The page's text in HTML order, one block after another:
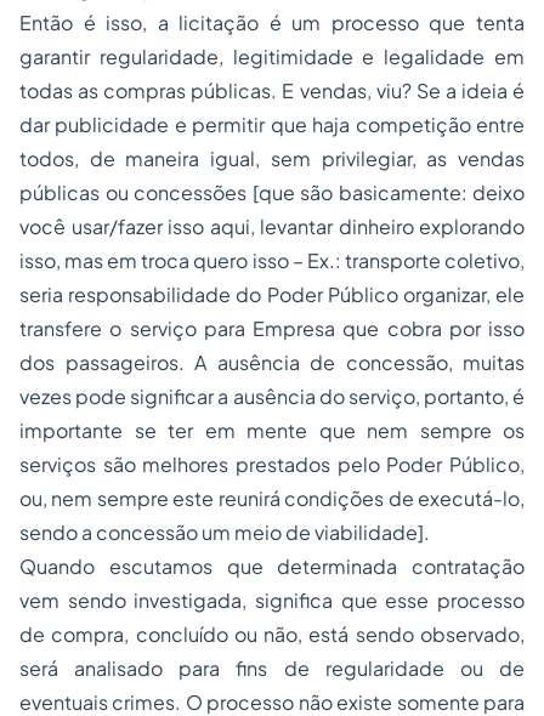
Então é isso, a licitação é um processo que tenta
garantir regularidade, legitimidade e legalidade em
todas as compras públicas. E vendas, viu? Se a ideia é
dar publicidade e permitir que haja competição entre
todos, de maneira igual, sem privilegiar, as vendas
públicas ou concessões [que são basicamente: deixo
você usar/fazer isso aqui, levantar dinheiro explorando
isso, mas em troca quero isso – Ex.: transporte coletivo,
seria responsabilidade do Poder Público organizar, ele
transfere o serviço para Empresa que cobra por isso
dos passageiros. A ausência de concessão, muitas
vezes pode significar a ausência do serviço, portanto, é
importante se ter em mente que nem sempre os
serviços são melhores prestados pelo Poder Público,
ou, nem sempre este reunirá condições de executá-lo,
sendo a concessão um meio de viabilidade].
Quando escutamos que determinada contratação
vem sendo investigada, significa que esse processo
de compra, concluído ou não, está sendo observado,
será analisado para fins de regularidade ou de
eventuais crimes. O processo não existe somente para